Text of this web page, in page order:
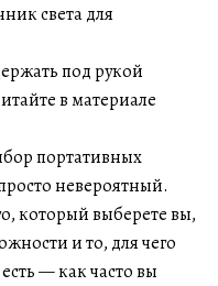
света для
под рукой
в материале
портативных
невероятный.
который выберете вы,
и то, для чего
— как часто вы